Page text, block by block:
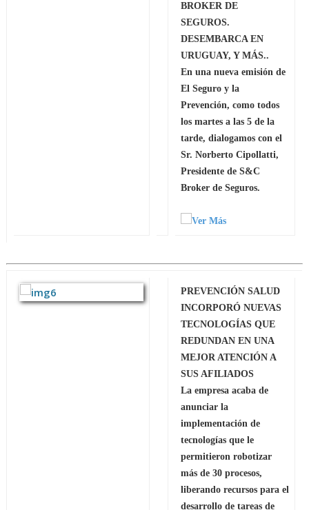
BROKER DE
SEGUROS.
DESEMBARCA EN
URUGUAY, Y MÁS..
En una nueva emisión de
El Seguro y la
Prevención, como todos
los martes a las 5 de la
tarde, dialogamos con el
Sr. Norberto Cipollatti,
Presidente de S&C
Broker de Seguros.
PREVENCIÓN SALUD
INCORPORÓ NUEVAS
TECNOLOGÍAS QUE
REDUNDAN EN UNA
MEJOR ATENCIÓN A
SUS AFILIADOS
La empresa acaba de
anunciar la
implementación de
tecnologías que le
permitieron robotizar
más de 30 procesos,
liberando recursos para el
desarrollo de tareas de